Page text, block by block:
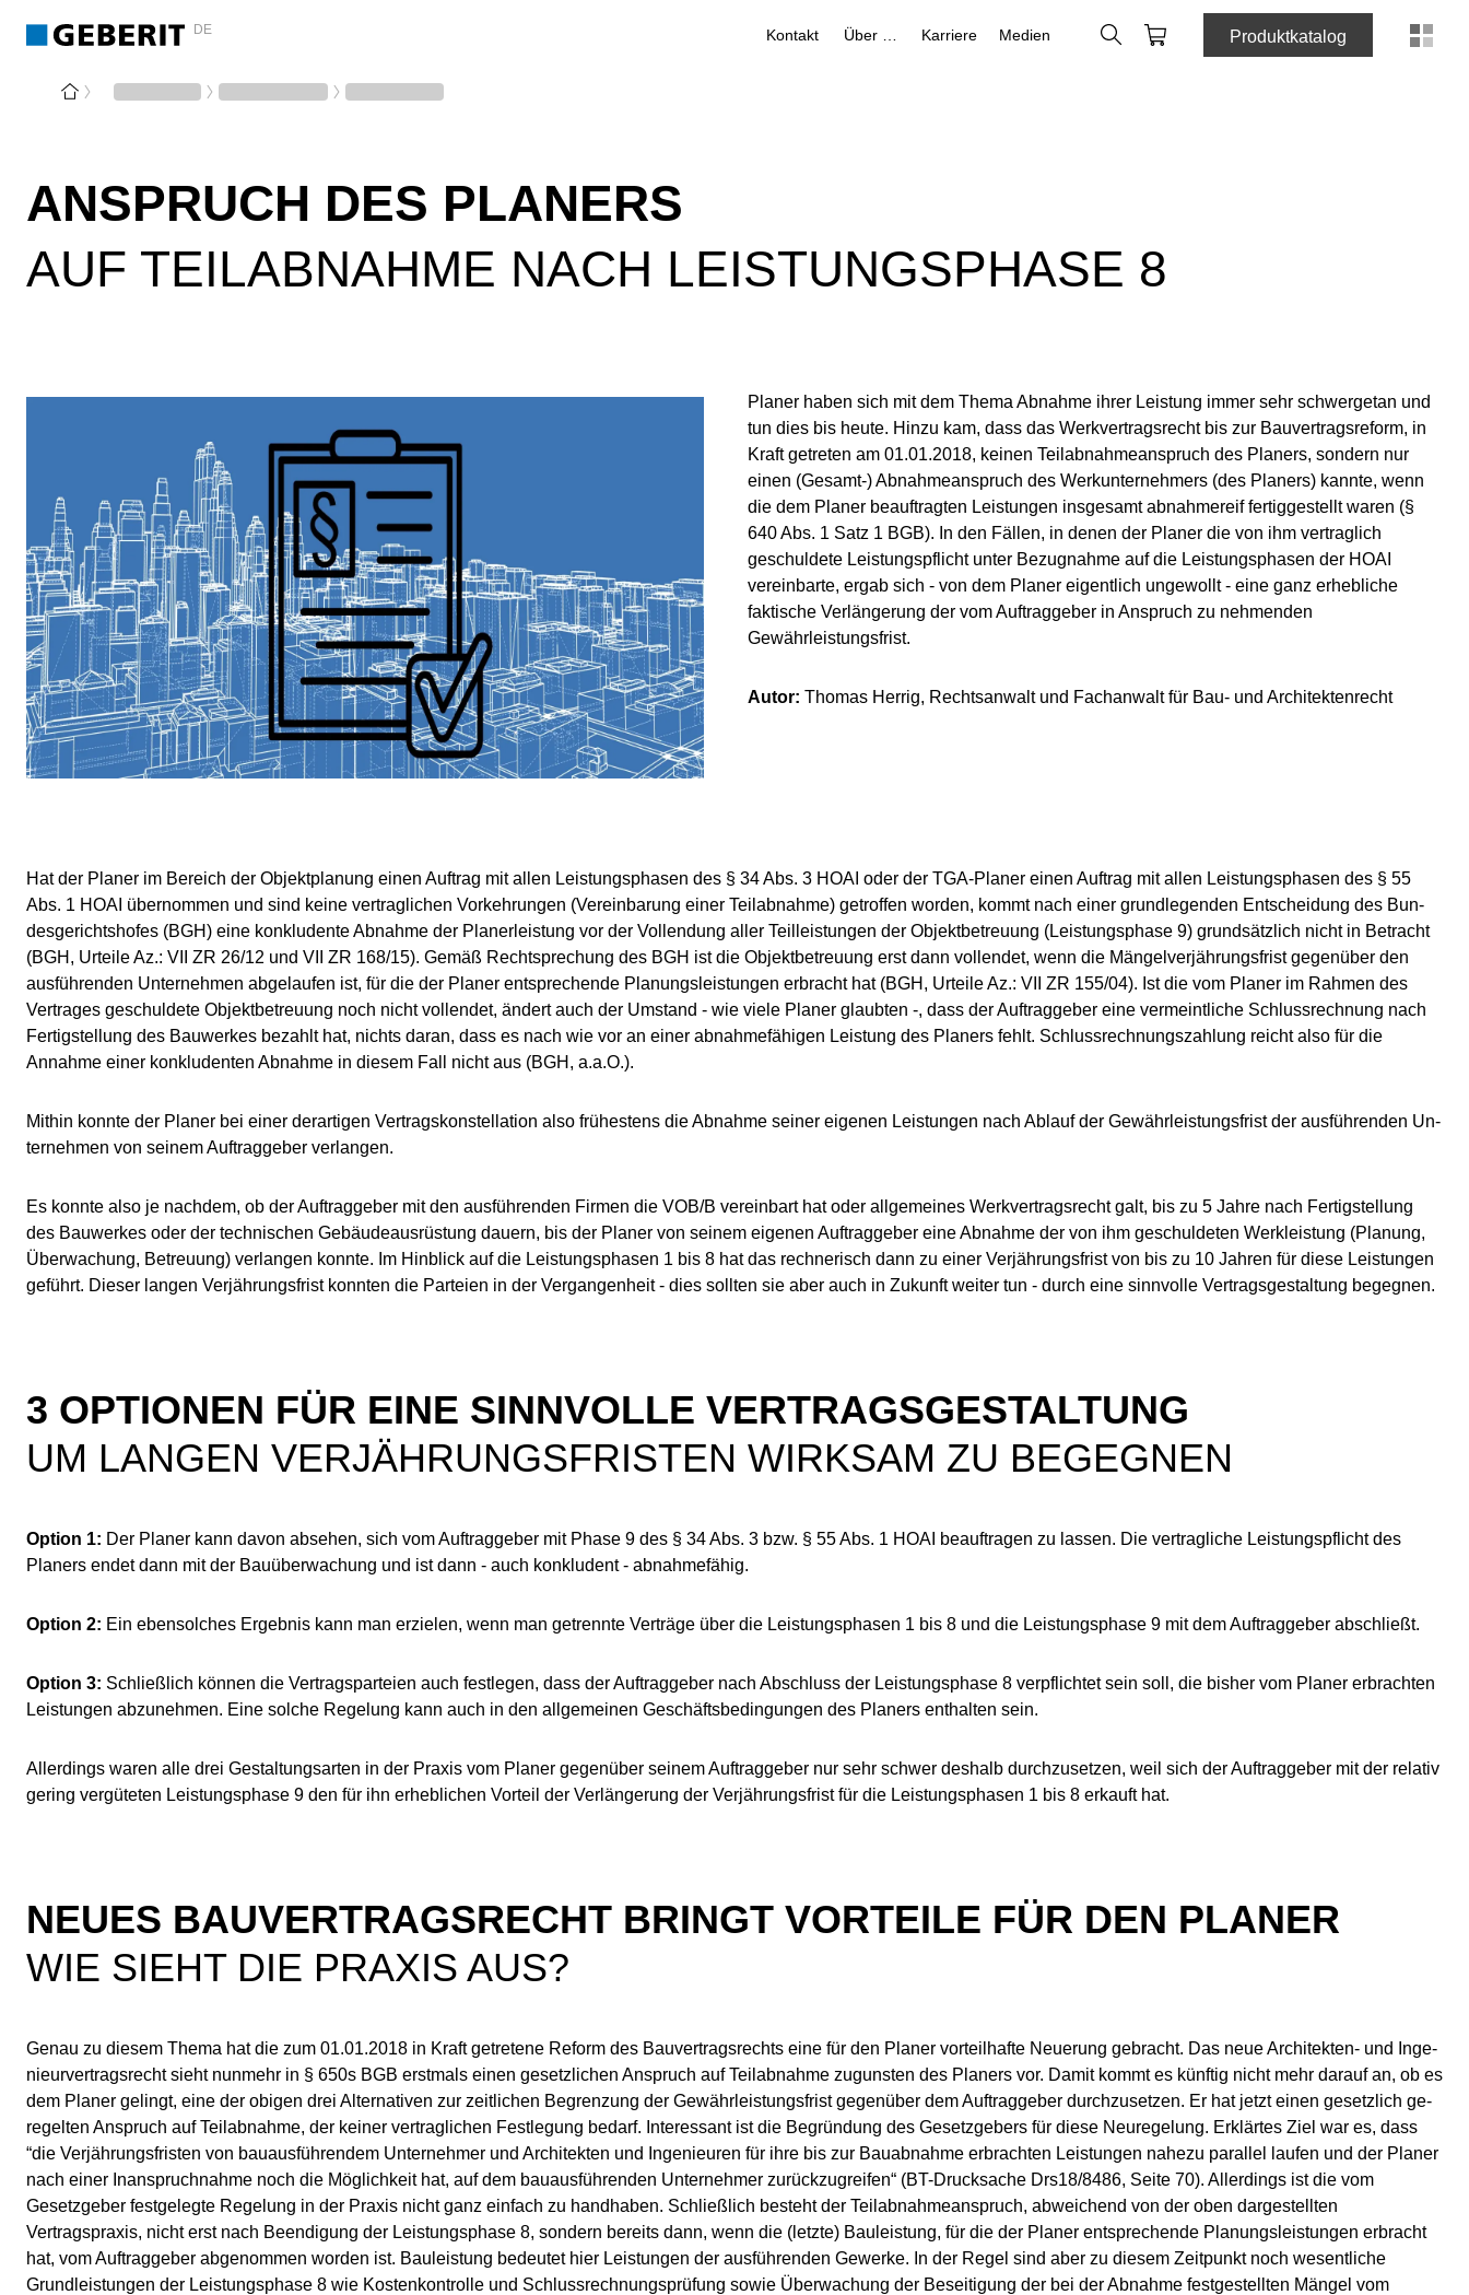
DE Kontakt Karriere Medien Suche WebshopProduktkatalog
ANSPRUCH DES PLANERS
AUF TEILABNAHME NACH LEISTUNGSPHASE 8
Planer haben sich mit dem Thema Abnahme ihrer Leistung immer sehr schwergetan und
tun dies bis heute. Hinzu kam, dass das Werkvertragsrecht bis zur Bauvertragsreform, in
Kraft ge­tre­ten am 01.01.2018, keinen Teilabnahmeanspruch des Planers, sondern nur
einen (Gesamt-) Ab­nah­me­an­spruch des Werkunternehmers (des Planers) kannte, wenn
die dem Planer be­auf­trag­ten Leistungen insgesamt abnahmereif fertiggestellt waren (§
640 Abs. 1 Satz 1 BGB). In den Fällen, in denen der Planer die von ihm vertraglich
geschuldete Leistungspflicht unter Be­zug­nah­me auf die Leistungsphasen der HOAI
vereinbarte, ergab sich - von dem Planer ei­gent­lich ungewollt - eine ganz erhebliche
faktische Verlängerung der vom Auftraggeber in Anspruch zu nehmenden
Gewährleistungsfrist.
Autor: Thomas Herrig, Rechtsanwalt und Fachanwalt für Bau- und Architektenrecht
Hat der Planer im Bereich der Objektplanung einen Auftrag mit allen Leistungsphasen des § 34 Abs. 3 HOAI oder der TGA-Planer einen Auftrag mit allen Leistungsphasen des § 55
Abs. 1 HO­AI übernommen und sind keine vertraglichen Vorkehrungen (Vereinbarung einer Teil­ab­nah­me) getroffen worden, kommt nach einer grundlegenden Entscheidung des Bun­
des­ge­richts­ho­fes (BGH) eine konkludente Abnahme der Planerleistung vor der Vollendung aller Teil­lei­stun­gen der Objektbetreuung (Leistungsphase 9) grundsätzlich nicht in Betracht
(BGH, Urteile Az.: VII ZR 26/12 und VII ZR 168/15). Gemäß Rechtsprechung des BGH ist die Objektbetreuung erst dann vollendet, wenn die Mängelverjährungsfrist gegenüber den
ausführenden Un­ter­neh­men abgelaufen ist, für die der Planer entsprechende Planungsleistungen erbracht hat (BGH, Ur­tei­le Az.: VII ZR 155/04). Ist die vom Planer im Rahmen des
Vertrages geschuldete Ob­jekt­be­treu­ung noch nicht vollendet, ändert auch der Umstand - wie viele Planer glaubten -, dass der Auftraggeber eine vermeintliche Schlussrechnung nach
Fertigstellung des Bauwerkes be­zahlt hat, nichts daran, dass es nach wie vor an einer abnahmefähigen Leistung des Planers fehlt. Schlussrechnungszahlung reicht also für die
Annahme einer konkludenten Abnahme in diesem Fall nicht aus (BGH, a.a.O.).
Mithin konnte der Planer bei einer derartigen Vertragskonstellation also frühestens die Ab­nah­me seiner eigenen Leistungen nach Ablauf der Gewährleistungsfrist der ausführenden Un­
ter­neh­men von seinem Auftraggeber verlangen.
Es konnte also je nachdem, ob der Auftraggeber mit den ausführenden Firmen die VOB/B ver­ein­bart hat oder allgemeines Werkvertragsrecht galt, bis zu 5 Jahre nach Fertigstellung
des Bau­wer­kes oder der technischen Gebäudeausrüstung dauern, bis der Planer von seinem ei­ge­nen Auftraggeber eine Abnahme der von ihm geschuldeten Werkleistung (Planung,
Über­wa­chung, Betreuung) verlangen konnte. Im Hinblick auf die Leistungsphasen 1 bis 8 hat das rech­ne­risch dann zu einer Verjährungsfrist von bis zu 10 Jahren für diese Leistungen
geführt. Die­ser langen Verjährungsfrist konnten die Parteien in der Vergangenheit - dies sollten sie aber auch in Zukunft weiter tun - durch eine sinnvolle Vertragsgestaltung begegnen.
3 OPTIONEN FÜR EINE SINNVOLLE VERTRAGSGESTALTUNG
UM LANGEN VERJÄHRUNGSFRISTEN WIRKSAM ZU BEGEGNEN
Option 1: Der Planer kann davon absehen, sich vom Auftraggeber mit Phase 9 des § 34 Abs. 3 bzw. § 55 Abs. 1 HOAI beauftragen zu lassen. Die vertragliche Leistungspflicht des
Planers endet dann mit der Bauüberwachung und ist dann - auch konkludent - abnahmefähig.
Option 2: Ein ebensolches Ergebnis kann man erzielen, wenn man getrennte Verträge über die Lei­stungs­pha­sen 1 bis 8 und die Leistungsphase 9 mit dem Auftraggeber abschließt.
Option 3: Schließlich können die Vertragsparteien auch festlegen, dass der Auftraggeber nach Abschluss der Leistungsphase 8 verpflichtet sein soll, die bisher vom Planer erbrachten
Leistungen ab­zu­neh­men. Eine solche Regelung kann auch in den allgemeinen Geschäftsbedingungen des Pla­ners enthalten sein.
Allerdings waren alle drei Gestaltungsarten in der Praxis vom Planer gegenüber seinem Auf­trag­ge­ber nur sehr schwer deshalb durchzusetzen, weil sich der Auftraggeber mit der relativ
gering ver­gü­te­ten Leistungsphase 9 den für ihn erheblichen Vorteil der Verlängerung der Ver­jäh­rungs­frist für die Leistungsphasen 1 bis 8 erkauft hat.
NEUES BAUVERTRAGSRECHT BRINGT VORTEILE FÜR DEN PLANER
WIE SIEHT DIE PRAXIS AUS?
Genau zu diesem Thema hat die zum 01.01.2018 in Kraft getretene Reform des Bau­ver­trags­rechts eine für den Planer vorteilhafte Neuerung gebracht. Das neue Architekten- und In­ge­
nieur­ver­trags­recht sieht nunmehr in § 650s BGB erstmals einen gesetzlichen Anspruch auf Teil­ab­nah­me zugunsten des Planers vor. Damit kommt es künftig nicht mehr darauf an, ob es
dem Planer gelingt, eine der obigen drei Alternativen zur zeitlichen Begrenzung der Ge­währ­lei­stungs­frist gegenüber dem Auftraggeber durchzusetzen. Er hat jetzt einen gesetzlich ge­
re­gel­ten Anspruch auf Teilabnahme, der keiner vertraglichen Festlegung bedarf. Interessant ist die Be­grün­dung des Gesetzgebers für diese Neuregelung. Erklärtes Ziel war es, dass
“die Ver­jäh­rungs­fri­sten von bauausführendem Unternehmer und Architekten und Ingenieuren für ihre bis zur Bauabnahme erbrachten Leistungen nahezu parallel laufen und der Planer
nach einer In­an­spruch­nah­me noch die Möglichkeit hat, auf dem bauausführenden Unternehmer zu­rück­zu­grei­fen“ (BT-Drucksache Drs18/8486, Seite 70). Allerdings ist die vom
Gesetzgeber festgelegte Re­ge­lung in der Praxis nicht ganz einfach zu handhaben. Schließlich besteht der Teil­ab­nah­me­an­spruch, abweichend von der oben dargestellten
Vertragspraxis, nicht erst nach Beendigung der Leistungsphase 8, sondern bereits dann, wenn die (letzte) Bauleistung, für die der Planer ent­spre­chen­de Planungsleistungen erbracht
hat, vom Auftraggeber abgenommen worden ist. Bau­lei­stung bedeutet hier Leistungen der ausführenden Gewerke. In der Regel sind aber zu die­sem Zeitpunkt noch wesentliche
Grundleistungen der Leistungsphase 8 wie Kostenkontrolle und Schlussrechnungsprüfung sowie Überwachung der Beseitigung der bei der Abnahme fest­ge­stell­ten Mängel vom